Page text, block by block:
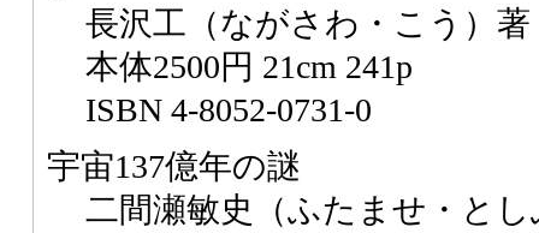
長沢工（ながさわ・こう）著
本体2500円 21cm 241p
ISBN 4-8052-0731-0
宇宙137億年の謎
二間瀬敏史（ふたませ・と